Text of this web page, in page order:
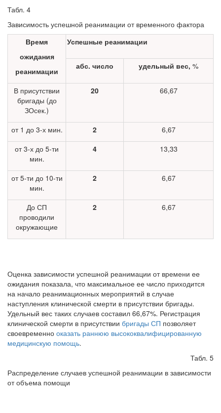
Табл. 4
Зависимость успешной реанимации от временного фактора
Время
ожидания
реанимации
Успешные реанимации
абс. число удельный вес, %
В присутствии
брига­ды (до
ЗОсек.)
20 66,67
от 1 до 3-х мин. 2
6,67
от 3-х до 5-ти
мин.
4 13,33
от 5-ти до 10-ти
мин.
2 6,67
До СП
проводили
окружающие
2 6,67
Оценка зависимости успешной реанимации от времени ее
ожидания показала, что максимальное ее число приходится
на начало реанимаци­онных мероприятий в случае
наступления клинической смерти в присутс­твии бригады.
Удельный вес таких случаев составил 66,67%. Регистрация
клинической смерти в присутствии бригады СП позволяет
своевременно оказать раннюю высококвалифицированную
медицинскую помощь.
Табл. 5
Распределение случаев успешной реанимации в зависимости
от объема помощи